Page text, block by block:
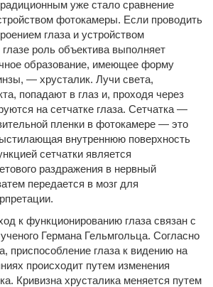
уже стало сравнение
фотокамеры. Если проводить
глаза и устройством
роль объектива выполняет
образование, имеющее форму
— хрусталик. Лучи света,
попадают в глаз и, проходя через
на сетчатке глаза. Сетчатка —
пленки в фотокамере — это
внутреннюю поверхность
сетчатки является
раздражения в нервный
передается в мозг для
к функционированию глаза связан с
Германа Гельмгольца. Согласно
приспособление глаза к видению на
происходит путем изменения
Кривизна хрусталика меняется путем